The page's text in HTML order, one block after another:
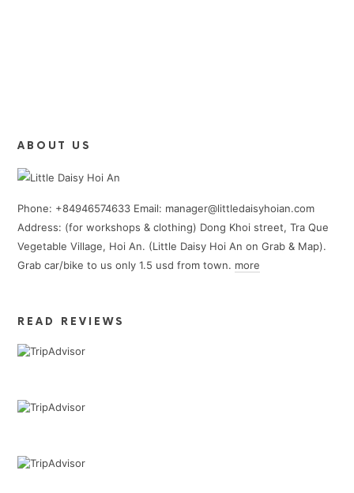
ABOUT US
Phone: +84946574633 Email: manager@littledaisyhoian.com
Address: (for workshops & clothing) Dong Khoi street, Tra Que
Vegetable Village, Hoi An. (Little Daisy Hoi An on Grab & Map).
Grab car/bike to us only 1.5 usd from town. more
READ REVIEWS